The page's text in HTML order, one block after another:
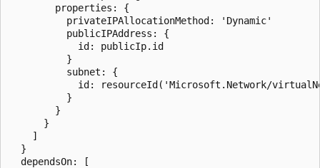
        properties: {
          privateIPAllocationMethod: 'Dynamic'
          publicIPAddress: {
            id: publicIp.id
          }
          subnet: {
id: resourceId('Microsoft.Network/
          }
        }
      }
    ]
  }
  dependsOn: [